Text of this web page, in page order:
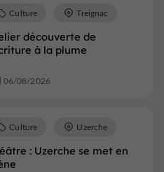
découverte de
à la plume
Culture Treignac
06/08/2026
: Uzerche se met en
Culture Uzerche